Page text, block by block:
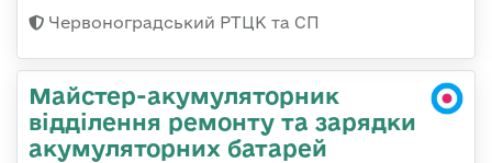
Червоноградський РТЦК та СП
Майстер-акумуляторник
відділення ремонту та зарядки
акумуляторних батарей